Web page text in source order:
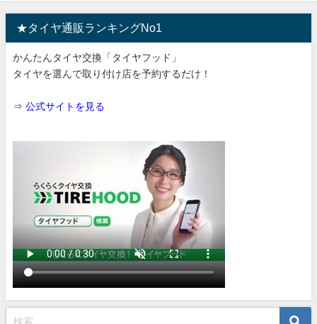
★タイヤ通販ランキングNo1
かんたんタイヤ交換「タイヤフッド」
タイヤを選んで取り付け店を予約するだけ！
⇒ 公式サイトを見る